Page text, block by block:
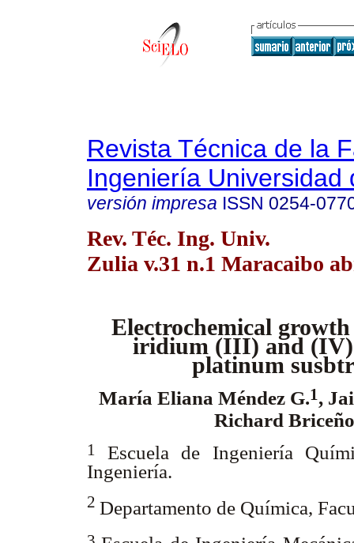
Revista Técnica de la
Ingeniería Universidad
versión impresa ISSN 0254-
Rev. Téc. Ing. Univ.
Zulia v.31 n.1 Maracaibo
Electrochemical
iridium (III) and (IV)
platinum
María Eliana Méndez G.1 ,
Richard Briceño
1
Escuela de Ingeniería
Ingeniería.
2 Departamento de Química,